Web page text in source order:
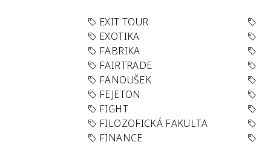
EXIT TOUR
EXOTIKA
FABRIKA
FAIRTRADE
FANOUŠEK
FEJETON
FIGHT
FILOZOFICKÁ FAKULTA
FINANCE